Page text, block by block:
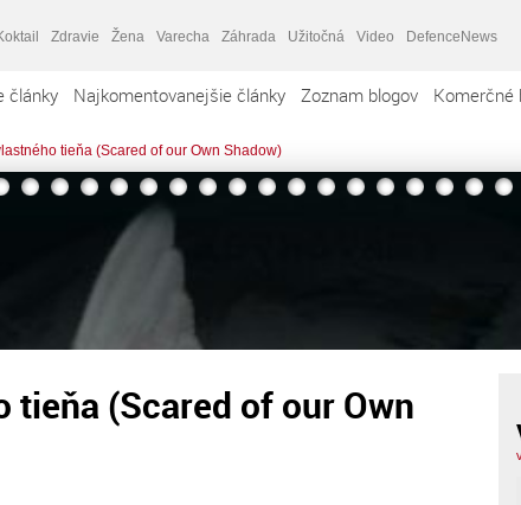
Zdravie Žena Varecha Záhrada Užitočná Video DefenceNews
články Najkomentovanejšie články Zoznam blogov Komerčné
tieňa (Scared of our Own Shadow)
tieňa (Scared of our Own